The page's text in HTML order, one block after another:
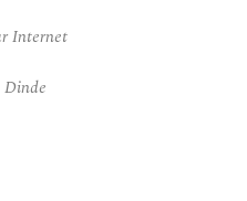
Internet